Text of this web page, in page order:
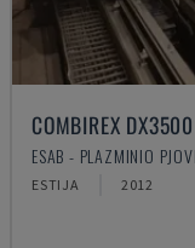
COMBIREX
ESAB - PLAZMINIO
ESTIJA 2012